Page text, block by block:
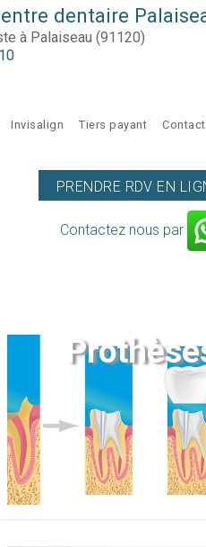
dentaire
à Palaiseau (91120)
Invisalign Tiers payant Contact
PRENDRE RDV EN
Contactez nous par